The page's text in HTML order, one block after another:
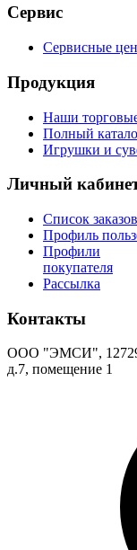
Сервис
Сервисные
Продукция
Наши
Полный
Игрушки и
Личный
Список заказов
Профиль
Профили
покупателя
Рассылка
Контакты
ООО "ЭМСИ",
д.7, помещение 1